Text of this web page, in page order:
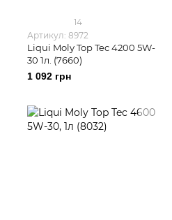
14
Артикул: 8972
Liqui Moly Top Tec 4200 5W-
30 1л. (7660)
1 092 грн